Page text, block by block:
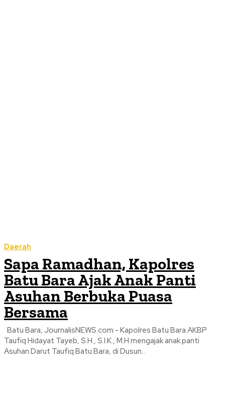
Daerah
Sapa Ramadhan, Kapolres
Batu Bara Ajak Anak Panti
Asuhan Berbuka Puasa
Bersama
Taufiq Hidayat Tayeb, S.H., S.I.K., M.H mengajak anak panti
Asuhan Darut Taufiq Batu Bara, di Dusun...